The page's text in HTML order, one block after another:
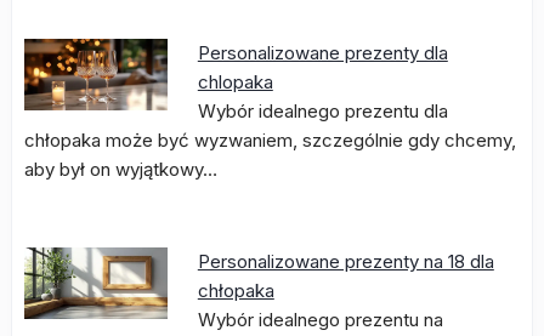
Personalizowane prezenty dla
chlopaka
Wybór idealnego prezentu dla
chłopaka może być wyzwaniem, szczególnie gdy chcemy,
aby był on wyjątkowy…
Personalizowane prezenty na 18 dla
chłopaka
Wybór idealnego prezentu na